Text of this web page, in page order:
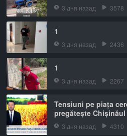
3 дня назад 3578
1
3 дня назад 2436
1
3 дня назад 2267
Tensiuni pe piața
pregătește Chișinăul
3 дня назад 4310